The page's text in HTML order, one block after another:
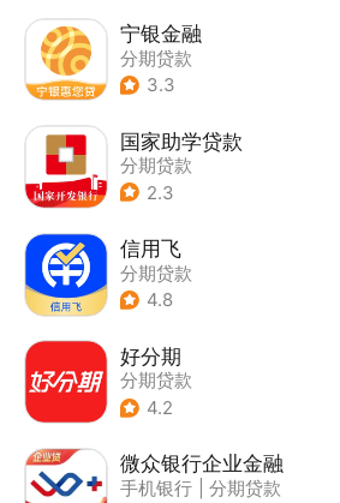
宁银金融
分期贷款
3.3
国家助学贷款
分期贷款
2.3
信用飞
分期贷款
4.8
好分期
分期贷款
4.2
微众银行企业金融
手机银行
分期贷款